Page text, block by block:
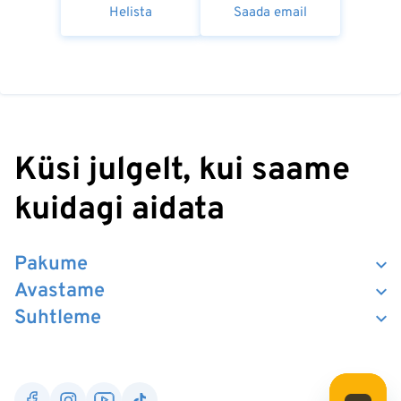
Helista Saada email
Küsi julgelt, kui saame
kuidagi aidata
Suhtleme
Pakume
Avastame